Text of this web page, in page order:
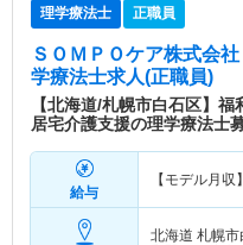
理学療法士 正職員
ＳＯＭＰＯケア株式会
学療法士求人(正職員)
【北海道/札幌市白石区】
居宅介護支援の理学療法士
給与
【モデル月収】
北海道 札幌市